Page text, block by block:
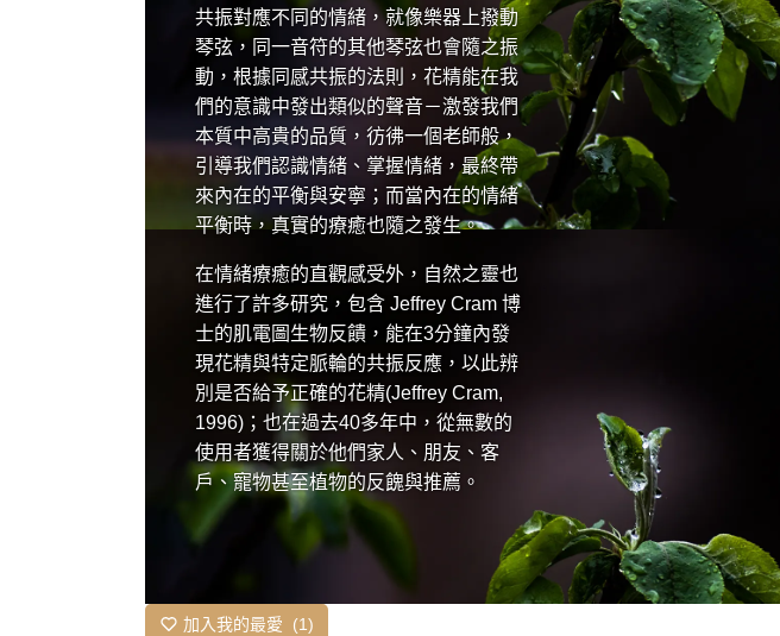
共振對應不同的情緒，就像樂器上撥動
琴弦，同一音符的其他琴弦也會隨之振
動，根據同感共振的法則，花精能在我
們的意識中發出類似的聲音－激發我們
本質中高貴的品質，彷彿一個老師般，
引導我們認識情緒、掌握情緒，最終帶
來內在的平衡與安寧；而當內在的情緒
平衡時，真實的療癒也隨之發生。
在情緒療癒的直觀感受外，自然之靈也
進行了許多研究，包含 Jeffrey Cram 博
士的肌電圖生物反饋，能在3分鐘內發
現花精與特定脈輪的共振反應，以此辨
別是否給予正確的花精(Jeffrey Cram,
1996)；也在過去40多年中，從無數的
使用者獲得關於他們家人、朋友、客
戶、寵物甚至植物的反餽與推薦。
加入我的最愛 1